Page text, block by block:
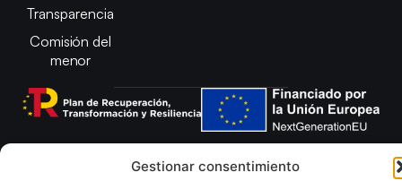
Gestionar consentimiento
Transparencia
Comisión del
menor
Copyright © 2025 Federación Andaluza de Balonmano |